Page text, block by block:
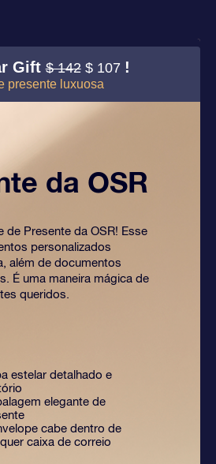
Gift$ 142 $ 107 !
presente luxuosa
da OSR
Presente da OSR! Esse
personalizados
além de documentos
É uma maneira mágica de
queridos.
estelar detalhado e
elegante de
cabe dentro de
caixa de correio